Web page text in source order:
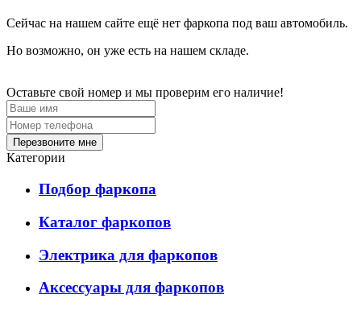
Сейчас на нашем сайте ещё нет фаркопа под ваш автомобиль.
Но возможно, он уже есть на нашем складе.
Оставьте свой номер и мы проверим его наличие!
Перезвоните мне
Категории
Подбор фаркопа
Каталог фаркопов
Электрика для фаркопов
Аксессуары для фаркопов